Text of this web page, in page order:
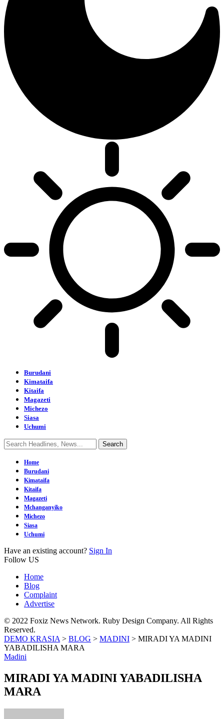
Burudani
Kimataifa
Kitaifa
Magazeti
Michezo
Siasa
Uchumi
Home
Burudani
Kimataifa
Kitaifa
Magazeti
Mchanganyiko
Michezo
Siasa
Uchumi
Have an existing account? Sign In
Follow US
Home
Blog
Complaint
Advertise
© 2022 Foxiz News Network. Ruby Design Company. All Rights
Reserved.
DEMO KRASIA > BLOG > MADINI > MIRADI YA MADINI
YABADILISHA MARA
Madini
MIRADI YA MADINI YABADILISHA
MARA